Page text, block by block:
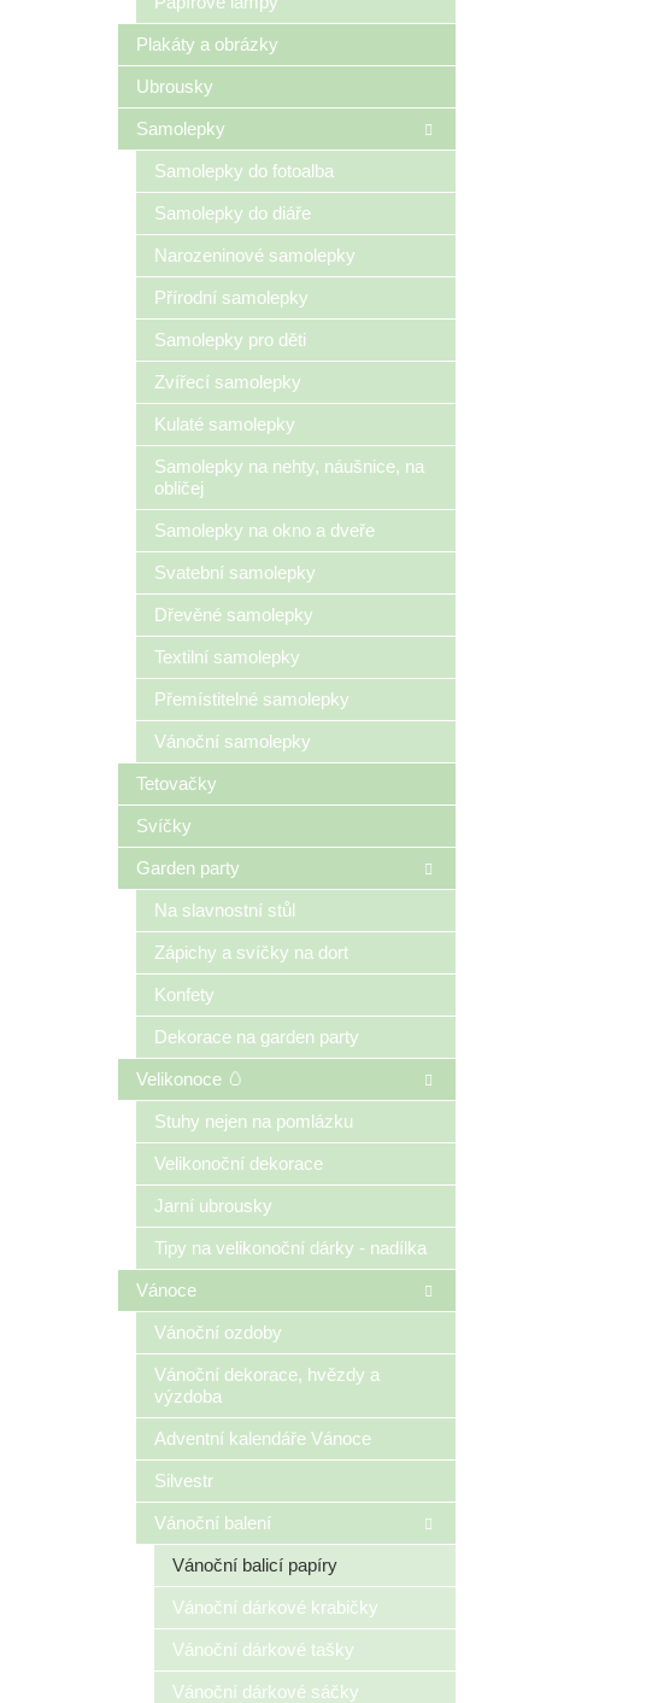
Plakáty a obrázky
Ubrousky
Samolepky
Samolepky do fotoalba
Samolepky do diáře
Narozeninové samolepky
Přírodní samolepky
Samolepky pro děti
Zvířecí samolepky
Kulaté samolepky
Samolepky na nehty, náušnice, na
obličej
Samolepky na okno a dveře
Svatební samolepky
Dřevěné samolepky
Textilní samolepky
Přemístitelné samolepky
Vánoční samolepky
Tetovačky
Svíčky
Garden party
Na slavnostní stůl
Zápichy a svíčky na dort
Konfety
Dekorace na garden party
Velikonoce 🥚
Stuhy nejen na pomlázku
Velikonoční dekorace
Jarní ubrousky
Tipy na velikonoční dárky - nadílka
Vánoce
Vánoční ozdoby
Vánoční dekorace, hvězdy a
výzdoba
Adventní kalendáře Vánoce
Silvestr
Vánoční balení
Vánoční balicí papíry
Vánoční dárkové krabičky
Vánoční dárkové tašky
Vánoční dárkové sáčky